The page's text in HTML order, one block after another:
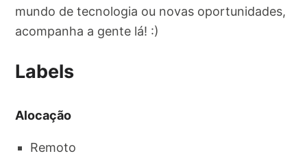
mundo de tecnologia ou novas oportunidades,
acompanha a gente lá! :)
Labels
Alocação
Remoto